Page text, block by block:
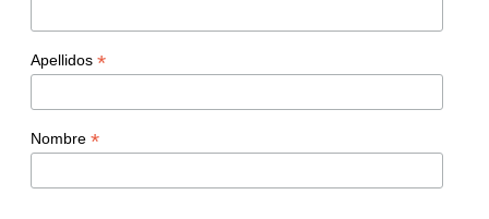
Apellidos *
Nombre *